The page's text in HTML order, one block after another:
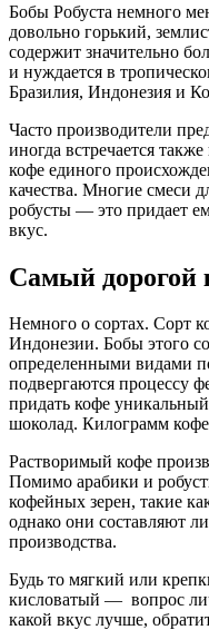
Бобы Робуста немного
довольно горький,
содержит значительно
и нуждается в
Бразилия, Индонезия и
Часто производители
иногда встречается
кофе единого
качества. Многие смеси
робусты — это придает
вкус.
Самый дорогой
Немного о сортах. Сорт
Индонезии. Бобы этого
определенными видами
подвергаются процессу
придать кофе
шоколад. Килограмм кофе
Растворимый кофе
Помимо арабики и
кофейных зерен, такие
однако они составляют
производства.
Будь то мягкий или
кисловатый — вопрос
какой вкус лучше,